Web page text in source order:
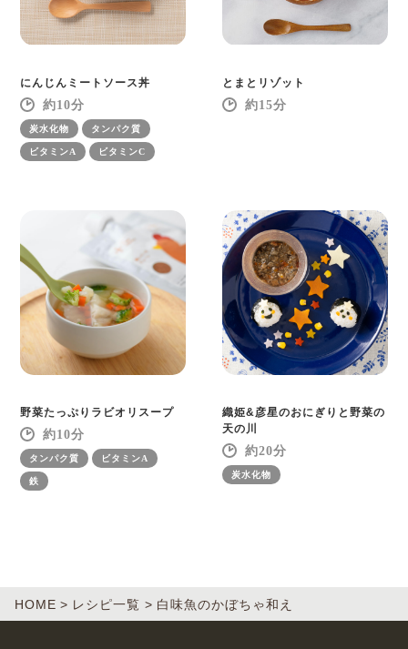
にんじんミートソース丼
10
炭水化物 タンパク質
ビタミンA ビタミンC
とまとリゾット
15
野菜たっぷりラビオリスープ
10
タンパク質 ビタミンA
鉄
織姫&彦星のおにぎりと野菜の
天の川
20
炭水化物
HOME レシピ一覧 白味魚のかぼちゃ和え